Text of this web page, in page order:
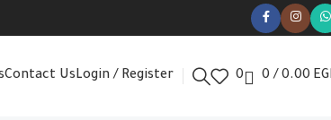
Contact UsLogin / Register 0 0/ 0.00